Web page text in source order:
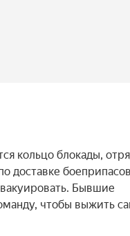
кольцо блокады,
доставке боеприпасов
Бывшие
чтобы выжить